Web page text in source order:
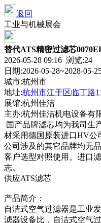
返回
工业与机械展会
替代ATS精密过滤芯
2026-05-28 09:16 浏览:24
日期:2026-05-28~2028-05-
城市:杭州市
地址:杭州市江干区临丁路
展馆:杭州佳洁
主办:杭州佳洁机电设备有
国产品牌滤芯均为我司生
材采用德国原装进口HV公
公司涉及的其它品牌均无
客户选型对照使用。进口
志。
供应ATS滤芯
产品简介：
自洁式空气过滤器是工业
滤器设备比，自洁式空气